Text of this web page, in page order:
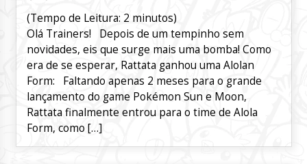
(Tempo de Leitura: 2 minutos)
Olá Trainers! Depois de um tempinho sem
novidades, eis que surge mais uma bomba! Como
era de se esperar, Rattata ganhou uma Alolan
Form: Faltando apenas 2 meses para o grande
lançamento do game Pokémon Sun e Moon,
Rattata finalmente entrou para o time de Alola
Form, como […]